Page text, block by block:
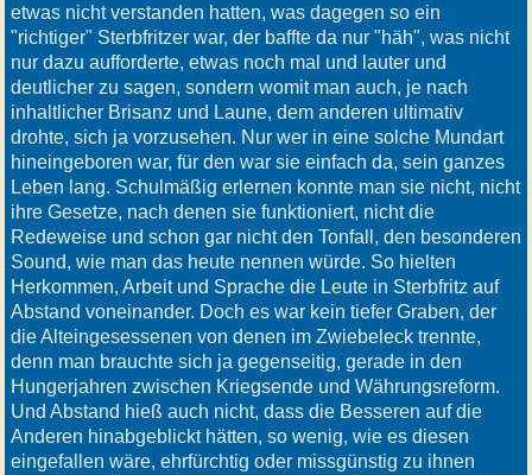
etwas nicht verstanden hatten, was dagegen so ein
"richtiger" Sterbfritzer war, der baffte da nur "häh", was nicht
nur dazu aufforderte, etwas noch mal und lauter und
deutlicher zu sagen, sondern womit man auch, je nach
inhaltlicher Brisanz und Laune, dem anderen ultimativ
drohte, sich ja vorzusehen. Nur wer in eine solche Mundart
hineingeboren war, für den war sie einfach da, sein ganzes
Leben lang. Schulmäßig erlernen konnte man sie nicht, nicht
ihre Gesetze, nach denen sie funktioniert, nicht die
Redeweise und schon gar nicht den Tonfall, den besonderen
Sound, wie man das heute nennen würde. So hielten
Herkommen, Arbeit und Sprache die Leute in Sterbfritz auf
Abstand voneinander. Doch es war kein tiefer Graben, der
die Alteingesessenen von denen im Zwiebeleck trennte,
denn man brauchte sich ja gegenseitig, gerade in den
Hungerjahren zwischen Kriegsende und Währungsreform.
Und Abstand hieß auch nicht, dass die Besseren auf die
Anderen hinabgeblickt hätten, so wenig, wie es diesen
eingefallen wäre, ehrfürchtig oder missgünstig zu ihnen